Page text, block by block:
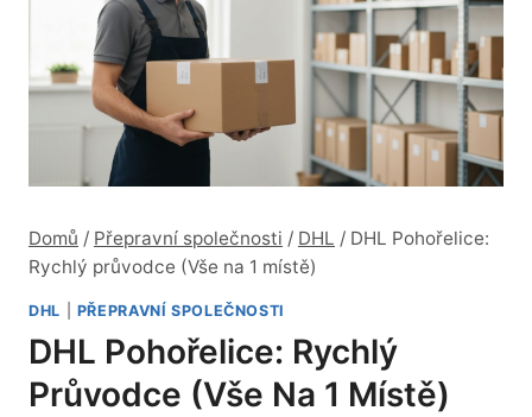
Domů / Přepravní společnosti / DHL / DHL Pohořelice:
Rychlý průvodce (Vše na 1 místě)
DHL PŘEPRAVNÍ SPOLEČNOSTI
DHL Pohořelice: Rychlý
Průvodce (Vše Na 1 Místě)